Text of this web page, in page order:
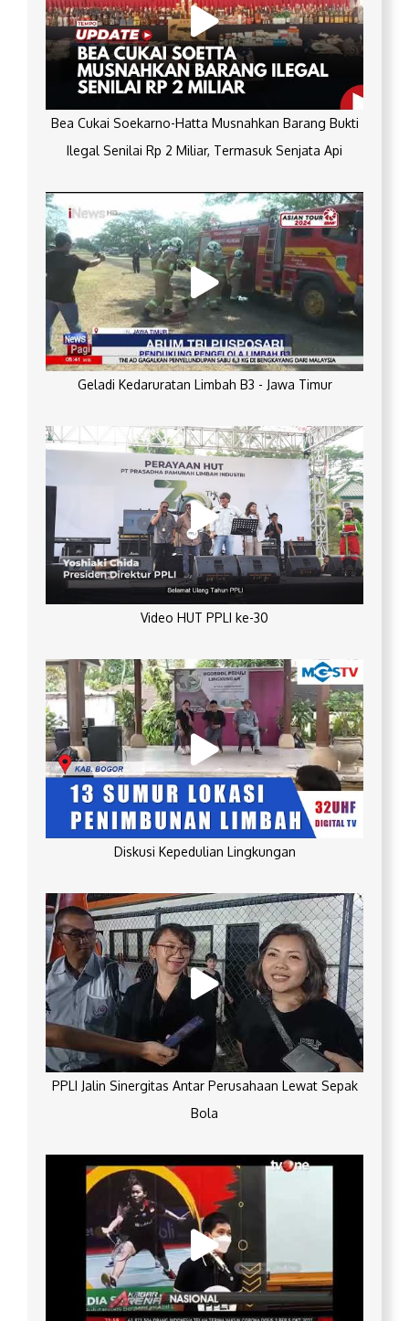
Bea Cukai Soekarno-Hatta Musnahkan Barang Bukti
Ilegal Senilai Rp 2 Miliar, Termasuk Senjata Api
Geladi Kedaruratan Limbah B3 - Jawa Timur
Video HUT PPLI ke-30
Diskusi Kepedulian Lingkungan
PPLI Jalin Sinergitas Antar Perusahaan Lewat Sepak
Bola